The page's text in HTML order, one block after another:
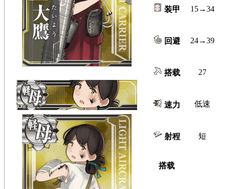
装甲 15→34
回避 24→39
搭载 27
速力 低速
射程 短
搭载